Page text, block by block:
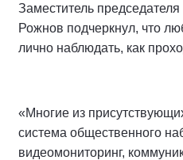
Заместитель
Рожнов подчеркнул, что
лично наблюдать, как
«Многие из
система общественного
видеомониторинг,